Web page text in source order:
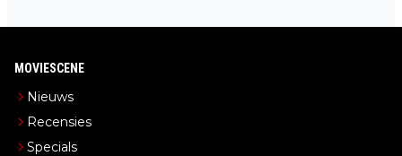
MOVIESCENE
Nieuws
Recensies
Specials